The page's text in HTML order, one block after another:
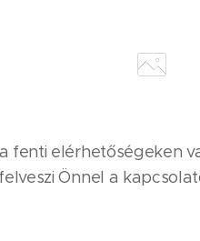
fenti elérhetőségeken
Önnel a